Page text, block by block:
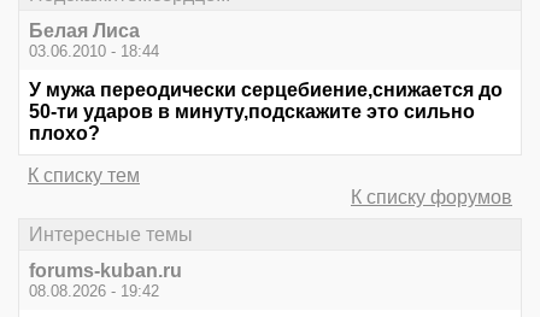
Белая Лиса
03.06.2010 - 18:44
У мужа переодически серцебиение,снижается до
50-ти ударов в минуту,подскажите это сильно
плохо?
К списку тем
К списку форумов
Интересные темы
forums-kuban.ru
08.08.2026 - 19:42